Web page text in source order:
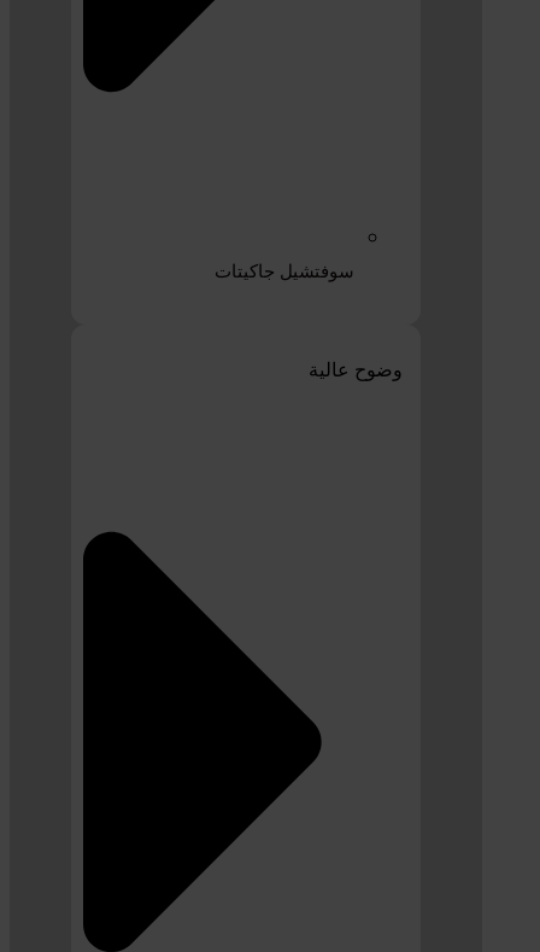
سوفتشيل جاكيتات
وضوح عالية